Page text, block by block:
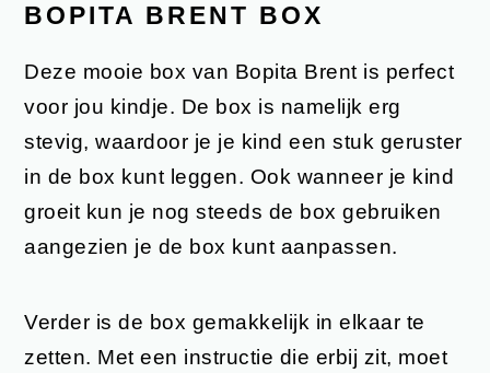
BOPITA BRENT BOX
Deze mooie box van Bopita Brent is perfect
voor jou kindje. De box is namelijk erg
stevig, waardoor je je kind een stuk geruster
in de box kunt leggen. Ook wanneer je kind
groeit kun je nog steeds de box gebruiken
aangezien je de box kunt aanpassen.
Verder is de box gemakkelijk in elkaar te
zetten. Met een instructie die erbij zit, moet